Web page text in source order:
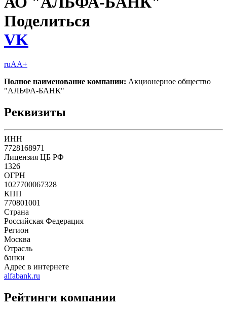
Поделиться
VK
ruAA+
Полное наименование компании: Акционерное общество
"АЛЬФА-БАНК"
Реквизиты
ИНН
7728168971
Лицензия ЦБ РФ
1326
ОГРН
1027700067328
КПП
770801001
Страна
Российская Федерация
Регион
Москва
Отрасль
банки
Адрес в интернете
alfabank.ru
Рейтинги компании